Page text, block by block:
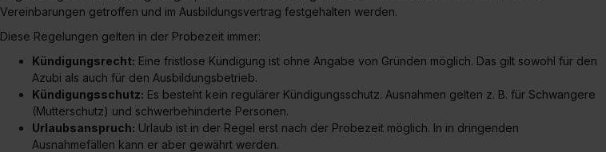
Vereinbarungen getroffen und im Ausbildungsvertrag festgehalten werden.
Diese Regelungen gelten in der Probezeit immer:
Kündigungsrecht: Eine fristlose Kündigung ist ohne Angabe von Gründen möglich. Das gilt sowohl für den
Azubi als auch für den Ausbildungsbetrieb.
Kündigungsschutz: Es besteht kein regulärer Kündigungsschutz. Ausnahmen gelten z. B. für Schwangere
(Mutterschutz) und schwerbehinderte Personen.
Urlaubsanspruch: Urlaub ist in der Regel erst nach der Probezeit möglich. In in dringenden
Ausnahmefällen kann er aber gewährt werden.